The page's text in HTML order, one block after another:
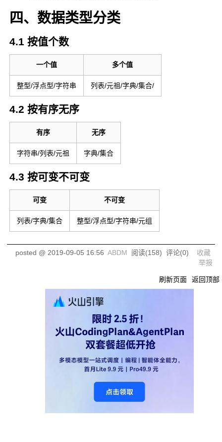
四、数据类型分类
4.1 按值个数
一个值 多个值
整型/浮点型/字符串 列表/元祖/字典/集合/
4.2 按有序无序
有序 无序
字符串/列表/元祖 字典/集合
4.3 按可变不可变
可变 不可变
列表/字典/集合 整型/浮点型/字符串/元组
posted @ 2019-09-05 16:56 ABDM 阅读(158) 评论(0) 收藏
举报
刷新页面 返回顶部